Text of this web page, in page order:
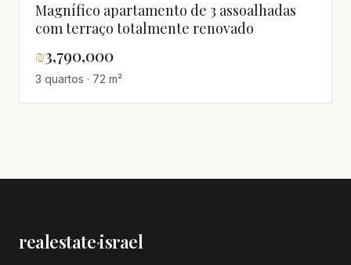
Magnífico apartamento de 3 assoalhadas
com terraço totalmente renovado
₪3,790,000
3 quartos · 72 m²
realestate·israel